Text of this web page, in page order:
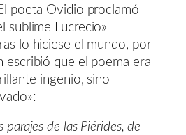
poeta Ovidio proclamó
sublime Lucrecio»
lo hiciese el mundo, por
escribió que el poema era
ingenio, sino
parajes de las Piérides, de